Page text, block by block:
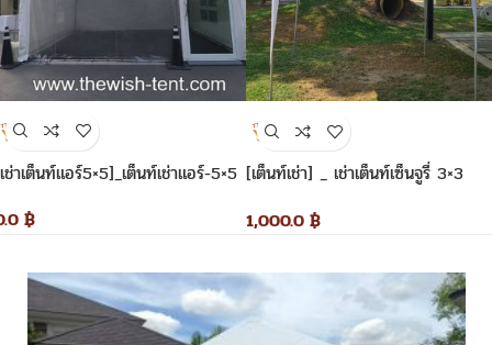
ช่าเต็นท์แอร์5×5]_เต็นท์เช่าแอร์-5×5
฿
[เต็นท์เช่า] _ เช่าเต็นท์เซ็นจูรี่ 3×3
1,000.0 ฿